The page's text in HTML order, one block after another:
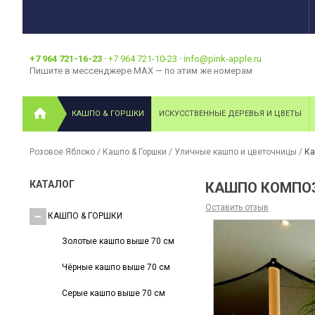
+7 964 721-16-23 · +7 964 721-10-23 · info@pink-apple.ru
Пишите в мессенджере MAX — по этим же номерам
КАШПО & ГОРШКИ ИСКУССТВЕННЫЕ ДЕРЕВЬЯ И ЦВЕТЫ
Розовое Яблоко / Кашпо & Горшки / Уличные кашпо и цветочницы /
КАТАЛОГ
КАШПО & ГОРШКИ
Золотые кашпо выше 70 см
Чёрные кашпо выше 70 см
Серые кашпо выше 70 см
КАШПО
Оставить отзыв